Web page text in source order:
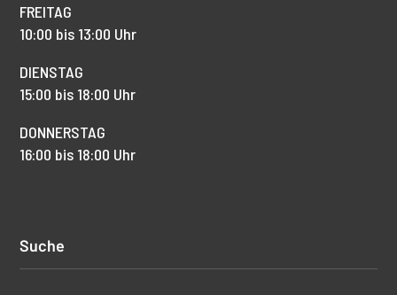
FREITAG
10:00 bis 13:00 Uhr
DIENSTAG
15:00 bis 18:00 Uhr
DONNERSTAG
16:00 bis 18:00 Uhr
Suche